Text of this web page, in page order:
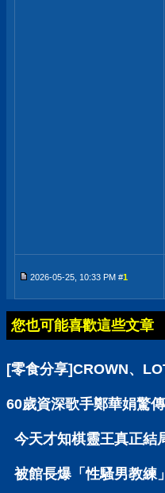
2026-05-25, 10:33 PM #1
您也可能喜歡這些文章
[零食分享]CROWN、
60歲資深歌手鄭華娟驚
今天才知棋靈王真正結
被館長爆「性騷男教